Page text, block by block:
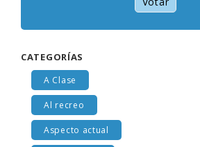
Votar
CATEGORÍAS
A Clase
Al recreo
Aspecto actual